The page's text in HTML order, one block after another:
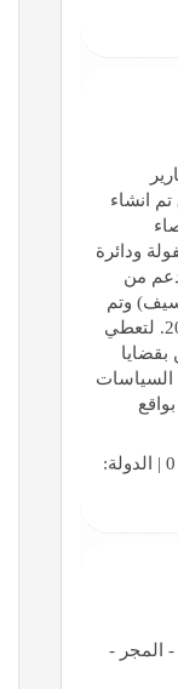
انشاء
ودائرة
من
وتم
اطلاقها في الثالث عشر من تموز 2023. لتعطي
بقضايا
المجر -